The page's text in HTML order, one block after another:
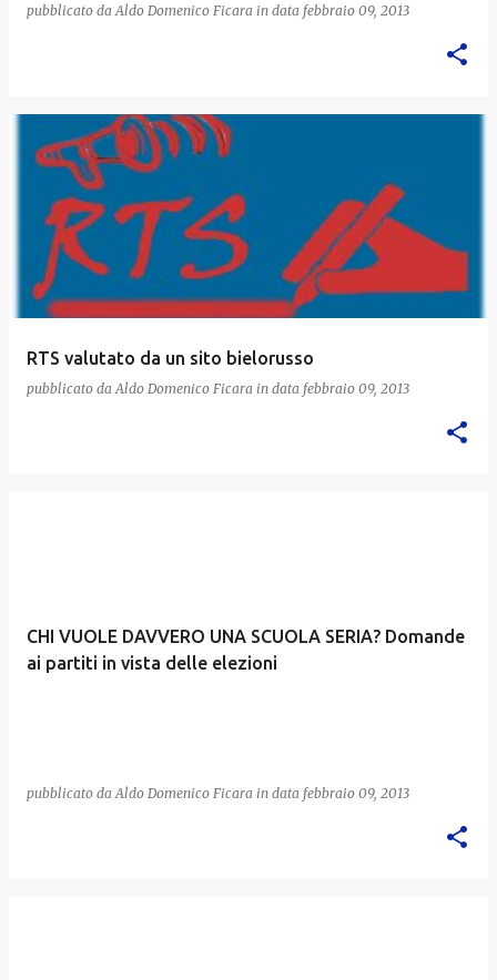
pubblicato da Aldo Domenico Ficara in data febbraio 09, 2013
RTS valutato da un sito bielorusso
pubblicato da Aldo Domenico Ficara in data febbraio 09, 2013
CHI VUOLE DAVVERO UNA SCUOLA SERIA? Domande
ai partiti in vista delle elezioni
pubblicato da Aldo Domenico Ficara in data febbraio 09, 2013